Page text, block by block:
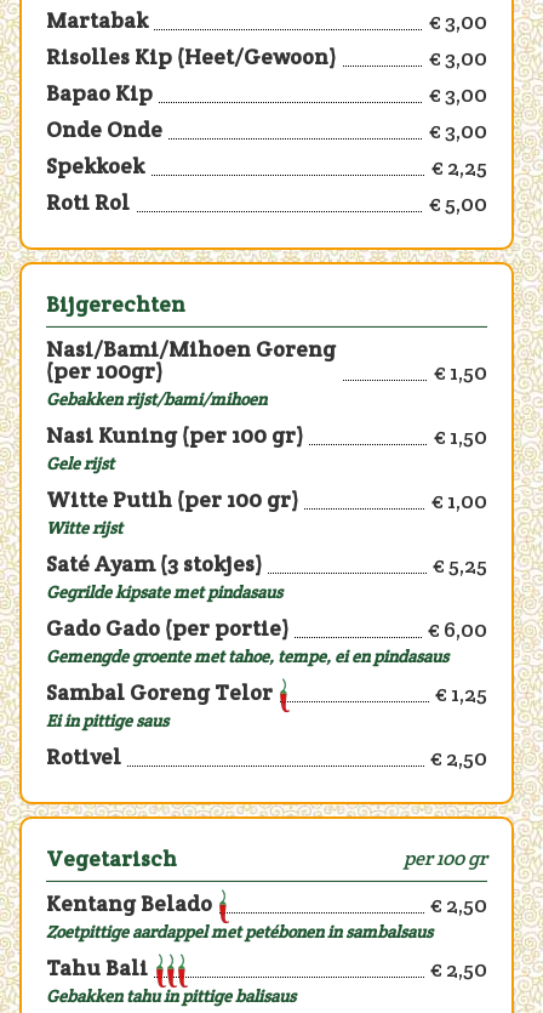
Martabak
€ 3,00
Risolles Kip (Heet/Gewoon)
€ 3,00
Bapao Kip
€ 3,00
Onde Onde
€ 3,00
Spekkoek
€ 2,25
Roti Rol
€ 5,00
Bijgerechten
Nasi/Bami/Mihoen Goreng
(per 100gr) € 1,50
Gebakken rijst/bami/mihoen
Nasi Kuning (per 100 gr) € 1,50
Gele rijst
Witte Putih (per 100 gr) € 1,00
Witte rijst
Saté Ayam (3 stokjes) € 5,25
Gegrilde kipsate met pindasaus
Gado Gado (per portie) € 6,00
Gemengde groente met tahoe, tempe, ei en pindasaus
Sambal Goreng Telor € 1,25
Ei in pittige saus
Rotivel € 2,50
Vegetarisch per 100 gr
Kentang Belado € 2,50
Zoetpittige aardappel met petébonen in sambalsaus
Tahu Bali € 2,50
Gebakken tahu in pittige balisaus